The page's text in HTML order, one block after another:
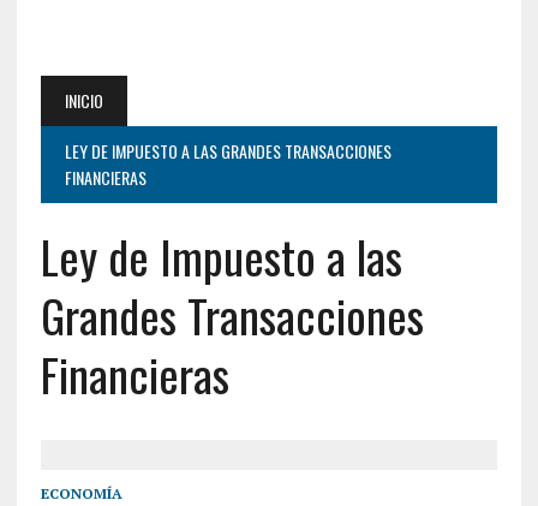
INICIO
LEY DE IMPUESTO A LAS GRANDES TRANSACCIONES
FINANCIERAS
Ley de Impuesto a las
Grandes Transacciones
Financieras
ECONOMÍA